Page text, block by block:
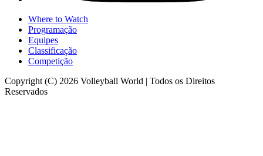
Where to Watch
Programação
Equipes
Classificação
Competição
Copyright (C) 2026 Volleyball World | Todos os Direitos
Reservados